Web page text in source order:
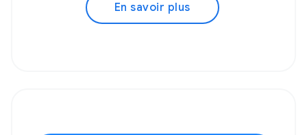
En savoir plus